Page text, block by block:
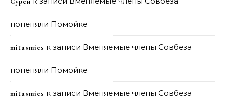
попеняли Помойке
mitasmies к записи Вменяемые члены Совбеза
попеняли Помойке
mitasmies к записи Вменяемые члены Совбеза